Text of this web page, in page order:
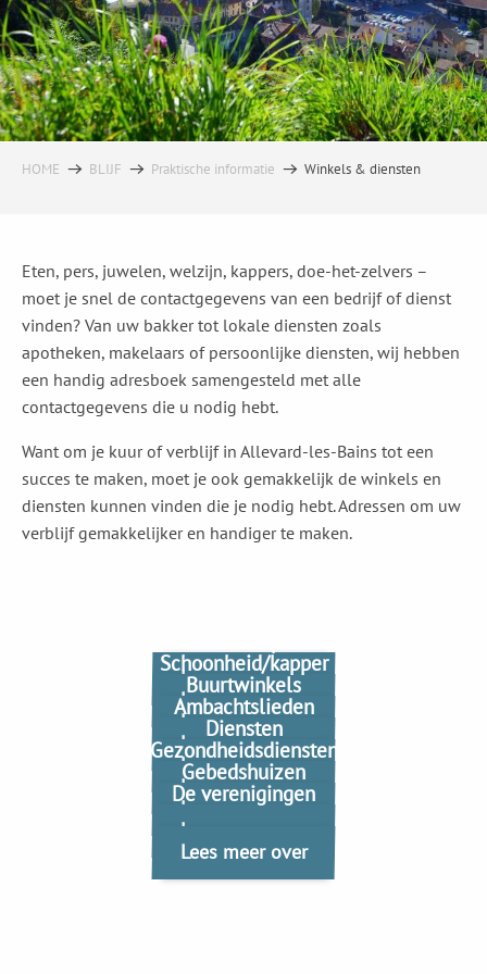
HOME BLIJF Praktische informatie Winkels & diensten
Eten, pers, juwelen, welzijn, kappers, doe-het-zelvers –
moet je snel de contactgegevens van een bedrijf of dienst
vinden? Van uw bakker tot lokale diensten zoals
apotheken, makelaars of persoonlijke diensten, wij hebben
een handig adresboek samengesteld met alle
contactgegevens die u nodig hebt.
Want om je kuur of verblijf in Allevard-les-Bains tot een
succes te maken, moet je ook gemakkelijk de winkels en
diensten kunnen vinden die je nodig hebt. Adressen om uw
verblijf gemakkelijker en handiger te maken.
Lees meer over
Lees meer over
Schoonheid/kapper
Lees meer over
Buurtwinkels
Lees meer over
Ambachtslieden
Lees meer over
Diensten
Lees meer over
Gezondheidsdiensten
Lees meer over
Gebedshuizen
Lees meer over
De verenigingen
Lees meer over